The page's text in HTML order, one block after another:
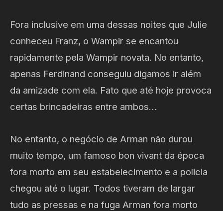
Fora inclusive em uma dessas noites que Julie
conheceu Franz, o Wampir se encantou
rapidamente pela Wampir novata. No entanto,
apenas Ferdinand conseguiu digamos ir além
da amizade com ela. Fato que até hoje provoca
certas brincadeiras entre ambos…
No entanto, o negócio de Arman não durou
muito tempo, um famoso bon vivant da época
fora morto em seu estabelecimento e a policia
chegou até o lugar. Todos tiveram de largar
tudo as pressas e na fuga Arman fora morto